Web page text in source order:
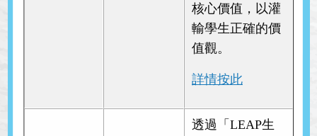
核心價值，以灌
輸學生正確的價
值觀。
詳情按此
透過「LEAP生